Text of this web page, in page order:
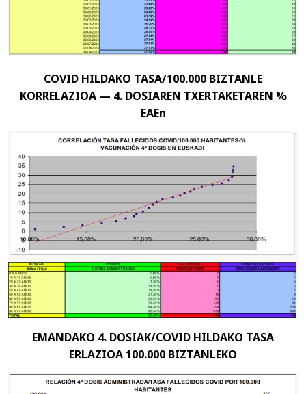
COVID HILDAKO TASA/100.000 BIZTANLE
KORRELAZIOA — 4. DOSIAREN TXERTAKETAREN %
EAEn
EMANDAKO 4. DOSIAK/COVID HILDAKO TASA
ERLAZIOA 100.000 BIZTANLEKO